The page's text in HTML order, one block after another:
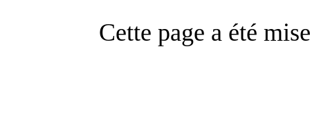
Cette page a été